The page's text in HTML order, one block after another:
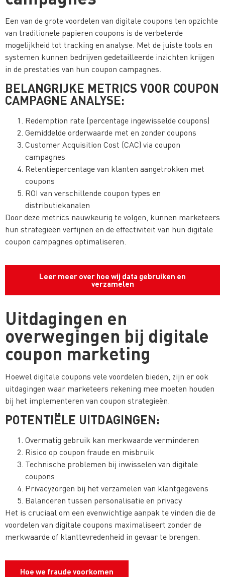
Een van de grote voordelen van digitale coupons ten opzichte
van traditionele papieren coupons is de verbeterde
mogelijkheid tot tracking en analyse. Met de juiste tools en
systemen kunnen bedrijven gedetailleerde inzichten krijgen
in de prestaties van hun coupon campagnes.
BELANGRIJKE METRICS VOOR COUPON
CAMPAGNE ANALYSE:
Redemption rate (percentage ingewisselde coupons)
Gemiddelde orderwaarde met en zonder coupons
Customer Acquisition Cost (CAC) via coupon
campagnes
Retentiepercentage van klanten aangetrokken met
coupons
ROI van verschillende coupon types en
distributiekanalen
Door deze metrics nauwkeurig te volgen, kunnen marketeers
hun strategieën verfijnen en de effectiviteit van hun digitale
coupon campagnes optimaliseren.
Leer meer over hoe wij data gebruiken en
verzamelen
Uitdagingen en
overwegingen bij digitale
coupon marketing
Hoewel digitale coupons vele voordelen bieden, zijn er ook
uitdagingen waar marketeers rekening mee moeten houden
bij het implementeren van coupon strategieën.
POTENTIËLE UITDAGINGEN:
Overmatig gebruik kan merkwaarde verminderen
Risico op coupon fraude en misbruik
Technische problemen bij inwisselen van digitale
coupons
Privacyzorgen bij het verzamelen van klantgegevens
Balanceren tussen personalisatie en privacy
Het is cruciaal om een evenwichtige aanpak te vinden die de
voordelen van digitale coupons maximaliseert zonder de
merkwaarde of klanttevredenheid in gevaar te brengen.
Hoe we fraude voorkomen